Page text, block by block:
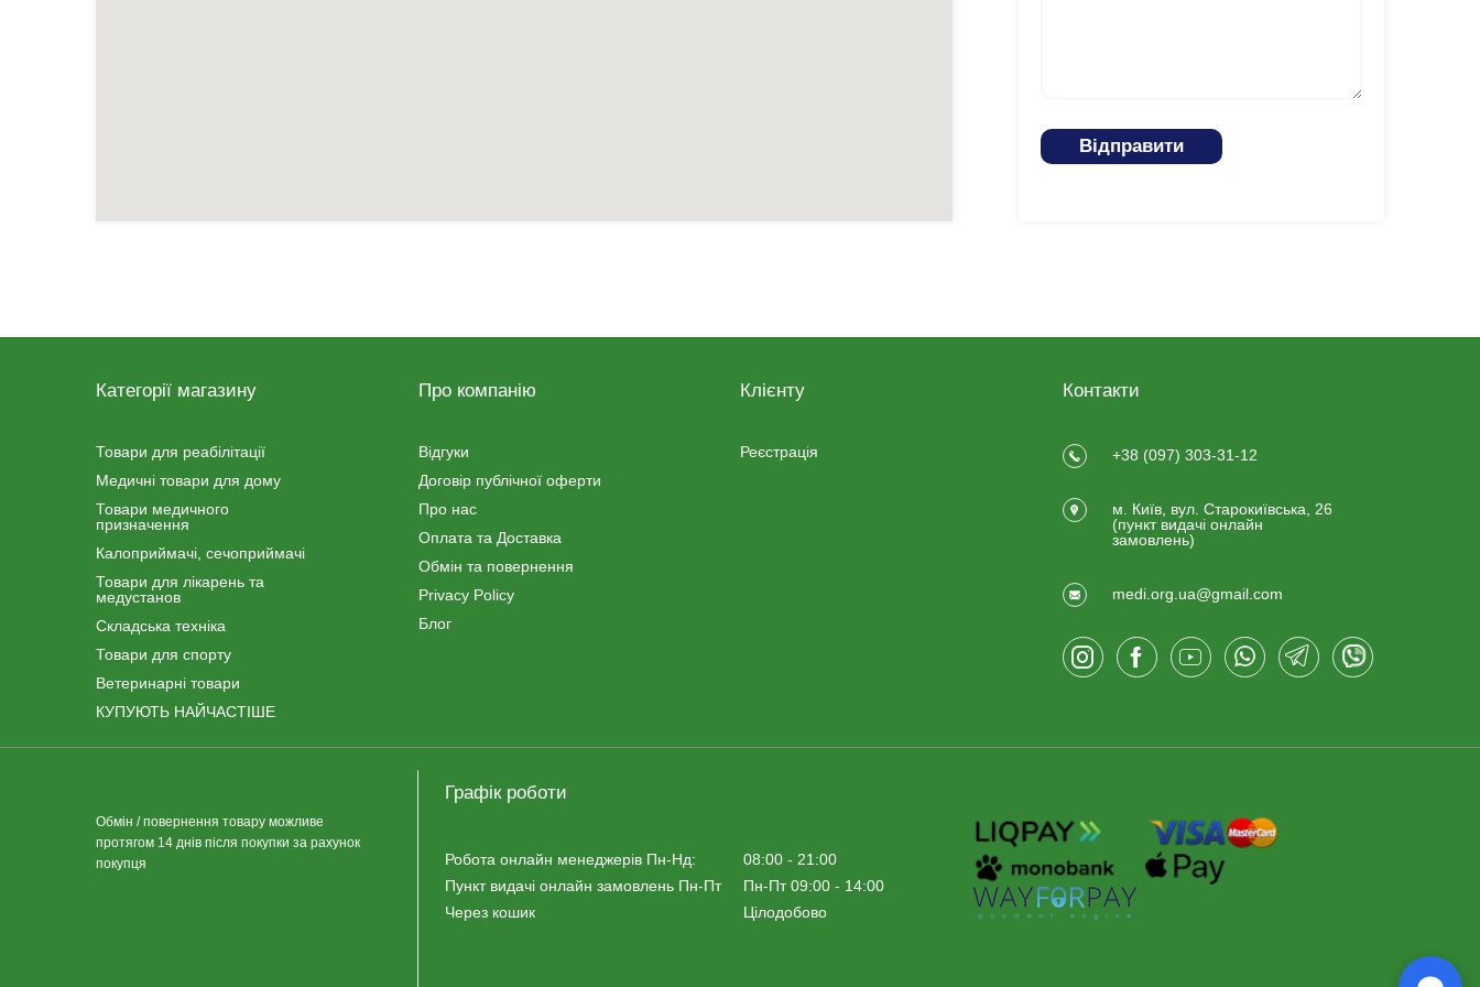
Категорії магазину
Товари для реабілітації
Медичні товари для дому
Товари медичного
призначення
Калоприймачі, сечоприймачі
Товари для лікарень та
медустанов
Складська техніка
Товари для спорту
Ветеринарні товари
КУПУЮТЬ НАЙЧАСТІШЕ
Про компанію
Відгуки
Договір публічної оферти
Про нас
Оплата та Доставка
Обмін та повернення
Privacy Policy
Блог
Клієнту
Реєстрація
Контакти
+38 (097) 303-31-12
м. Київ, вул. Старокиївська, 26
(пункт видачi онлайн
замовлень)
medi.org.ua@gmail.com
Обмін / повернення товару можливе
протягом 14 днів після покупки за рахунок
покупця
Графік роботи
Робота онлайн менеджерiв Пн-Нд:
08:00 - 21:00
Пункт видачі онлайн замовлень Пн-Пт
Пн-Пт 09:00 - 14:00
Через кошик
Цілодобово